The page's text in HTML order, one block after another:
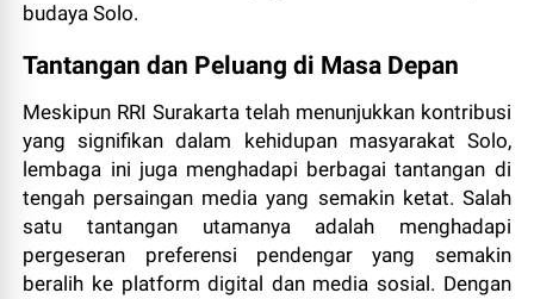
budaya Solo.
Tantangan dan Peluang di Masa Depan
Meskipun RRI Surakarta telah menunjukkan kontribusi
yang signifikan dalam kehidupan masyarakat Solo,
lembaga ini juga menghadapi berbagai tantangan di
tengah persaingan media yang semakin ketat. Salah
satu tantangan utamanya adalah menghadapi
pergeseran preferensi pendengar yang semakin
beralih ke platform digital dan media sosial. Dengan